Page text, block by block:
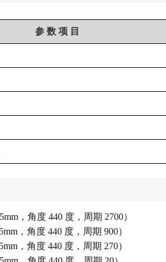
参 数 项 目
，角度 440 度，周期 2700）
，角度 440 度，周期 900）
，角度 440 度，周期 270）